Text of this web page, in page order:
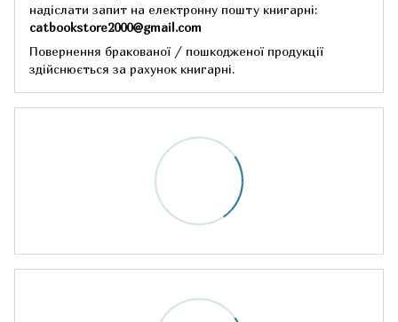
надіслати запит на електронну пошту книгарні:
catbookstore2000@gmail.com
Повернення бракованої / пошкодженої продукції
здійснюється за рахунок книгарні.